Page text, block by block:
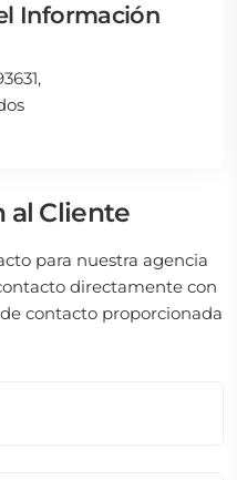
Información
al Cliente
para nuestra agencia
directamente con
contacto proporcionada